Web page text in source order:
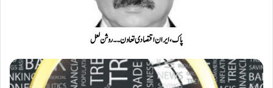
پاک، ایران اقتصادی تعاون ۔۔ روشن لعل